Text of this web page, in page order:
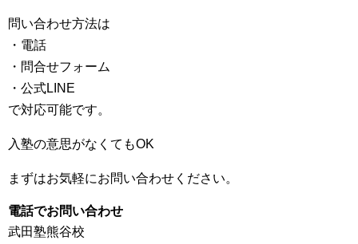
問い合わせ方法は
・電話
・問合せフォーム
・公式LINE
で対応可能です。
入塾の意思がなくてもOK
まずはお気軽にお問い合わせください。
電話でお問い合わせ
武田塾熊谷校